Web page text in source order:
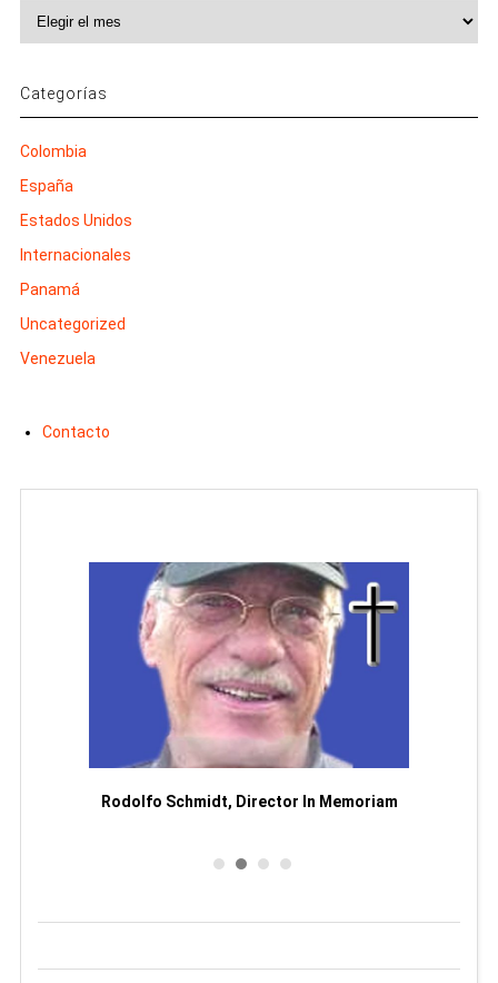
Categorías
Colombia
España
Estados Unidos
Internacionales
Panamá
Uncategorized
Venezuela
Contacto
Rodolfo Schmidt, Director In Memoriam